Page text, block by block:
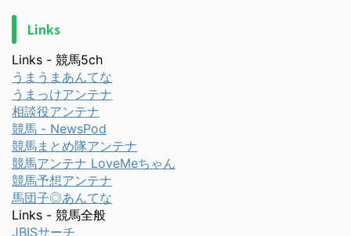
Links
Links - 競馬5ch
うまうまあんてな
うまっけアンテナ
相談役アンテナ
競馬 - NewsPod
競馬まとめ隊アンテナ
競馬アンテナ LoveMeちゃん
競馬予想アンテナ
馬団子◎あんてな
Links - 競馬全般
JBISサーチ